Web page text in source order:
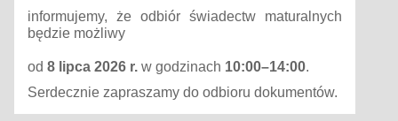
informujemy, że odbiór świadectw maturalnych
będzie możliwy
od 8 lipca 2026 r. w godzinach 10:00–14:00.
Serdecznie zapraszamy do odbioru dokumentów.